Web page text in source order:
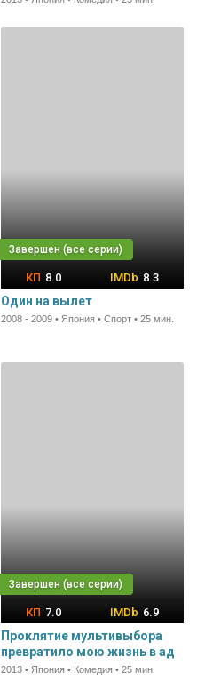
8.0 8.3
Один на вылет
2008 - 2009 • Япония • Спорт • 25 мин.
7.0 6.9
Проклятие мультивыбора
превратило мою жизнь в ад
2013 • Япония • Комедия • 25 мин.